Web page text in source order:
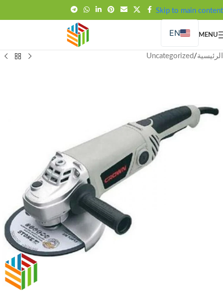
Skip to main content
FREE SHIPPING OVER 99SAR
MENU
EN
الرئيسية/
Uncategorized